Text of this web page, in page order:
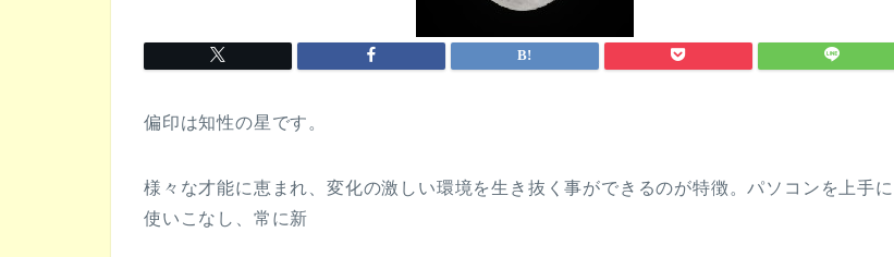
偏印は知性の星です。
様々な才能に恵まれ、変化の激しい環境を生き抜く事ができるのが特徴。パソコンを上手に
使いこなし、常に新